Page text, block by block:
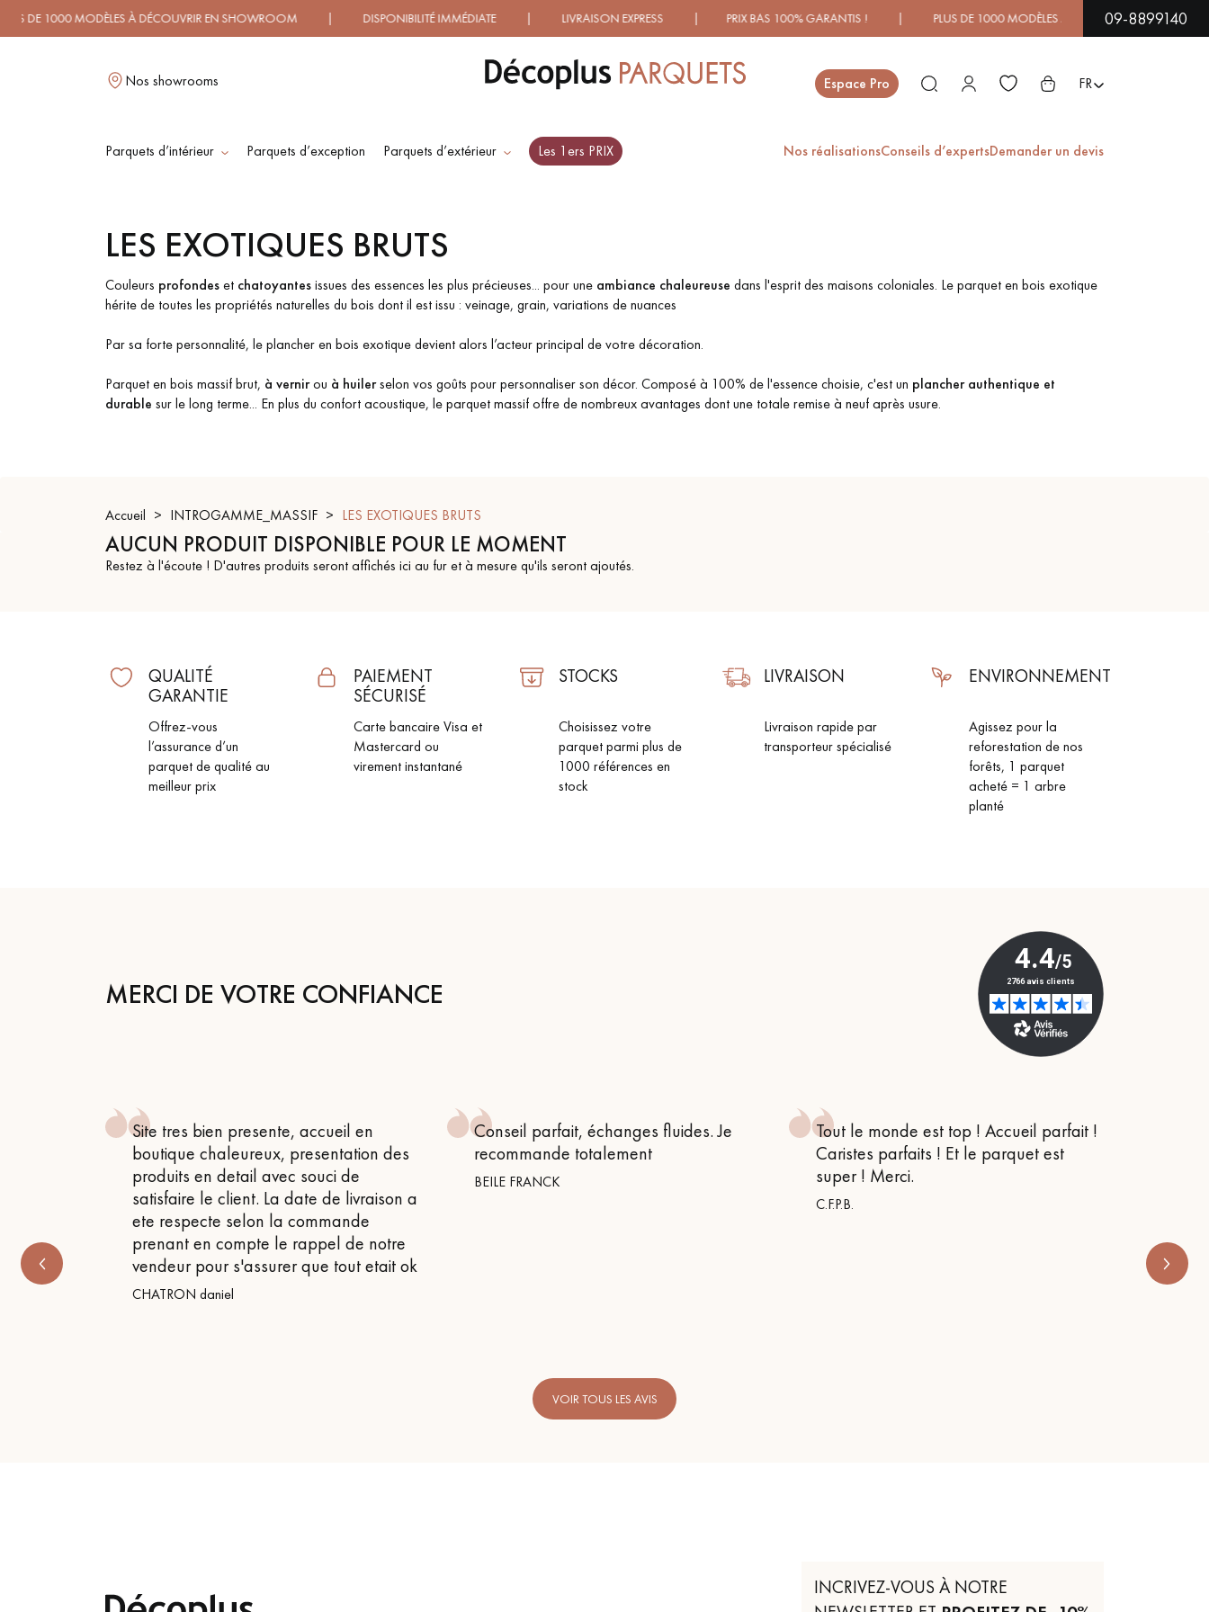
MODÈLES À DÉCOUVRIR EN SHOWROOM | DISPONIBILITÉ IMMÉDIATE | LIVRAISON EXPRESS | PRIX BAS 100% GARANTIS ! | PLUS DE 1000 MODÈLES À DÉCOUVRIR EN09-8899140
Nos showrooms Espace Pro FR
Parquets d’intérieur Parquets d’exception Parquets d’extérieur Les 1ers PRIX Nos réalisationsConseils d’expertsDemander un devis
CONTRECOLLÉ -
FLOTTANT
VERITABLES
TRADITIONNELS
EXOTIQUE
PARQUET HUILÉ
PARQUET EN BOIS
PARQUET VIEILLI
Nos conseillers sont disponibles au
09-8899140
VOUS AVEZ UN PROJET ?
Nos experts sont à votre disposition pour vous guider pas à pas dans le choix et la pose de votre parquet.
LES EXOTIQUES BRUTS
Couleurs profondeset chatoyantesissues des essences les plus précieuses... pour une ambiance chaleureuse dans l'esprit des maisons coloniales. Le parquet en bois exotique
hérite de toutes les propriétés naturelles du bois dont il est issu : veinage, grain, variations de nuances
Par sa forte personnalité, le plancher en bois exotique devient alors l’acteur principal de votre décoration.
Parquet en bois massif brut, à vernirou à huilerselon vos goûts pour personnaliser son décor. Composé à 100% de l'essence choisie, c'est un plancher authentique et
durable sur le long terme... En plus du confort acoustique, le parquet massif offre de nombreux avantages dont une totale remise à neuf après usure.
Accueil INTROGAMME_MASSIF LES EXOTIQUES BRUTS
AUCUN PRODUIT DISPONIBLE POUR LE MOMENT
Restez à l'écoute ! D'autres produits seront affichés ici au fur et à mesure qu'ils seront ajoutés.
QUALITÉ
GARANTIE
Offrez-vous
l’assurance d’un
parquet de qualité au
meilleur prix
PAIEMENT
SÉCURISÉ
Carte bancaire Visa et
Mastercard ou
virement instantané
STOCKS
Choisissez votre
parquet parmi plus de
1000 références en
stock
LIVRAISON
Livraison rapide par
transporteur spécialisé
ENVIRONNEMENT
Agissez pour la
reforestation de nos
forêts, 1 parquet
acheté = 1 arbre
planté
MERCI DE VOTRE CONFIANCE
Site tres bien presente, accueil en
boutique chaleureux, presentation des
produits en detail avec souci de
satisfaire le client. La date de livraison a
ete respecte selon la commande
prenant en compte le rappel de notre
vendeur pour s'assurer que tout etait ok
CHATRON daniel
Conseil parfait, échanges fluides. Je
recommande totalement
BEILE FRANCK
Tout le monde est top ! Accueil parfait !
Caristes parfaits ! Et le parquet est
super ! Merci.
C.F.P.B.
VOIR TOUS LES AVIS
INCRIVEZ-VOUS À NOTRE